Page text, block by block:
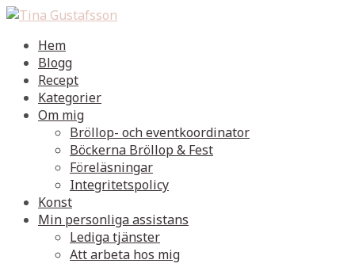
Hem
Blogg
Recept
Kategorier
Om mig
Bröllop- och eventkoordinator
Böckerna Bröllop & Fest
Föreläsningar
Integritetspolicy
Konst
Min personliga assistans
Lediga tjänster
Att arbeta hos mig